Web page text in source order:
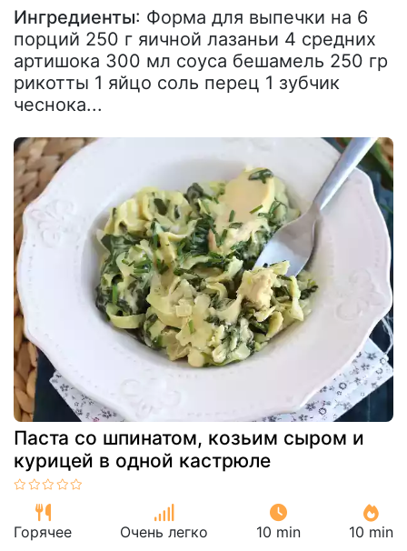
Ингредиенты: Форма для выпечки на 6
порций 250 г яичной лазаньи 4 средних
артишока 300 мл соуса бешамель 250 гр
рикотты 1 яйцо соль перец 1 зубчик
чеснока...
Паста со шпинатом, козьим сыром и
курицей в одной кастрюле
Горячее Очень легко 10 min 10 min